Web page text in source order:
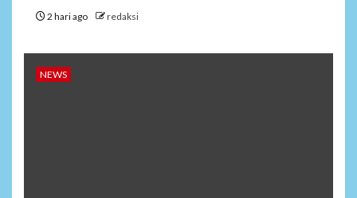
2 hari ago redaksi
NEWS